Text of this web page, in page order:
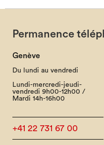
Permanence
Genève
Du lundi au vendredi
Lundi-mercredi-jeudi-
vendredi 9h00-12h00 /
Mardi 14h-16h00
+41 22 731 67 00